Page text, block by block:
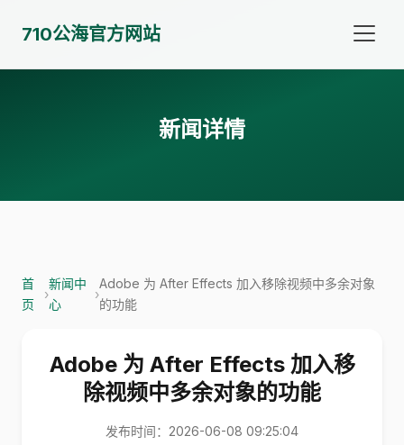
710公海官方网站
新闻详情
首
页
›
新闻中
心
›
Adobe 为 After Effects 加入移除视频中多余对象
的功能
Adobe 为 After Effects 加入移
除视频中多余对象的功能
发布时间：2026-06-08 09:25:04